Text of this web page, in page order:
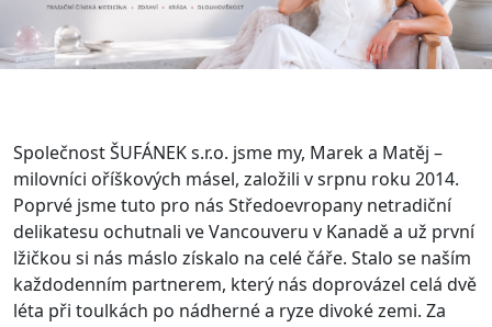
Společnost ŠUFÁNEK s.r.o. jsme my, Marek a Matěj –
milovníci oříškových másel, založili v srpnu roku 2014.
Poprvé jsme tuto pro nás Středoevropany netradiční
delikatesu ochutnali ve Vancouveru v Kanadě a už první
lžičkou si nás máslo získalo na celé čáře. Stalo se naším
každodenním partnerem, který nás doprovázel celá dvě
léta při toulkách po nádherné a ryze divoké zemi. Za